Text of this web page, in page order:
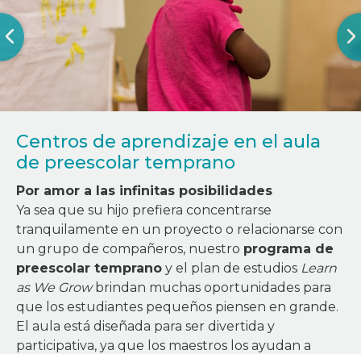
Centros de aprendizaje en el aula
de preescolar temprano
Por amor a las infinitas posibilidades
Ya sea que su hijo prefiera concentrarse
tranquilamente en un proyecto o relacionarse con
un grupo de compañeros, nuestro programa de
preescolar temprano y el plan de estudios Learn
as We Growbrindan muchas oportunidades para
que los estudiantes pequeños piensen en grande.
El aula está diseñada para ser divertida y
participativa, ya que los maestros los ayudan a